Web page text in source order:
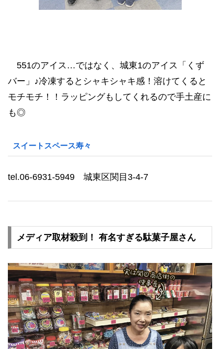
551のアイス…ではなく、城東1のアイス「くず
バー」♪冷凍するとシャキシャキ感！溶けてくると
モチモチ！！ラッピングもしてくれるので手土産に
も◎
スイートスペース寿々
tel.06-6931-5949 城東区関目3-4-7
メディア取材殺到！ 有名すぎる駄菓子屋さん